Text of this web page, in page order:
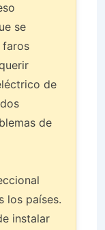
se
faros
de
de
los países.
instalar